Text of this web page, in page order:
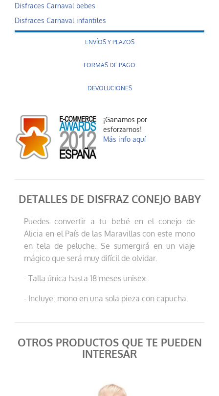
Disfraces Carnaval bebes
Disfraces Carnaval infantiles
ENVÍOS Y PLAZOS
FORMAS DE PAGO
DEVOLUCIONES
¡Ganamos por
esforzarnos!
Más info aquí
DETALLES DE DISFRAZ CONEJO BABY
Puedes convertir a tu bebé en el conejo de
Alicia en el País de las Maravillas con este mono
en tela de peluche. Se sumergirá en un viaje
mágico que será muy difícil de olvidar.
- Talla única hasta 18 meses unisex.
- Incluye: mono en una sola pieza con capucha.
OTROS PRODUCTOS QUE TE PUEDEN
INTERESAR